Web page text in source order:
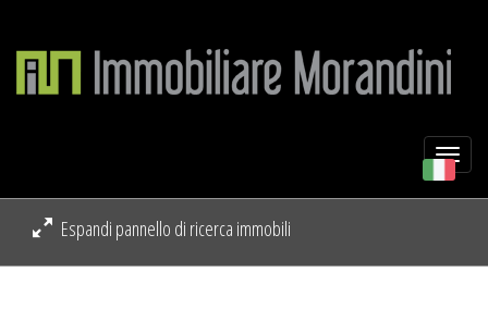
Espandi pannello di ricerca immobili